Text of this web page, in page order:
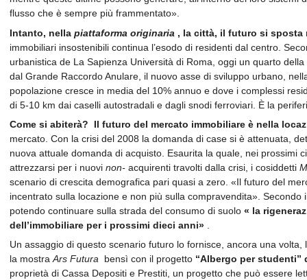
flusso che è sempre più frammentato».
Intanto, nella piattaforma originaria , la città, il futuro si sposta
immobiliari insostenibili continua l’esodo di residenti dal centro.
urbanistica de La Sapienza Università di Roma, oggi un quarto
dal Grande Raccordo Anulare, il nuovo asse di sviluppo urbano,
popolazione cresce in media del 10% annuo e dove i complessi
di 5-10 km dai caselli autostradali e dagli snodi ferroviari. È la
Come si abiterà?
Il futuro del mercato immobiliare è nella
mercato. Con la crisi del 2008 la domanda di case si è attenuata,
nuova attuale domanda di acquisto. Esaurita la quale, nei prossimi
attrezzarsi per i nuovi non-acquirenti travolti dalla crisi, i cosiddetti
scenario di crescita demografica pari quasi a zero. «Il futuro del
incentrato sulla locazione e non più sulla compravendita».
potendo continuare sulla strada del consumo di suolo « la
dell’immobiliare per i prossimi dieci anni».
Un assaggio di questo scenario futuro lo fornisce, ancora una volta,
la mostra Ars Futura bensì con il progetto“Albergo per studenti”
proprietà di Cassa Depositi e Prestiti, un progetto che può essere